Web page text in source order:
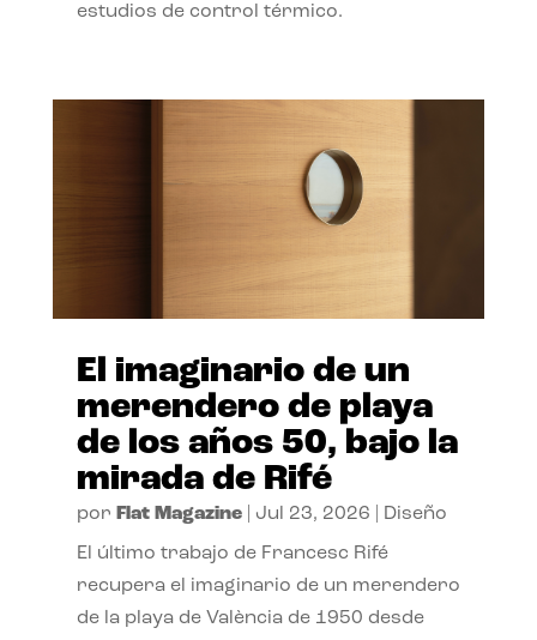
estudios de control térmico.
El imaginario de un
merendero de playa
de los años 50, bajo la
mirada de Rifé
por Flat Magazine| Jul 23, 2026 Diseño
El último trabajo de Francesc Rifé
recupera el imaginario de un merendero
de la playa de València de 1950 desde